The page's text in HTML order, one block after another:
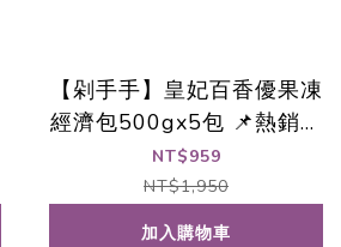
【剁手手】皇妃百香優果凍
經濟包500gx5包 📌熱銷出
貨中🚀
NT$959
NT$1,950
加入購物車